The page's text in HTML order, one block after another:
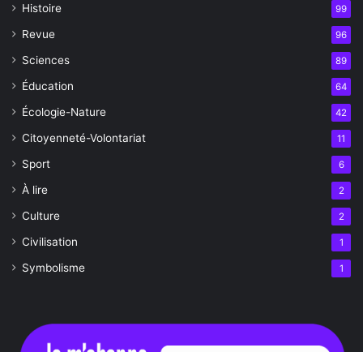
Histoire 99
Revue 96
Sciences 89
Éducation 64
Écologie-Nature 42
Citoyenneté-Volontariat 11
Sport 6
À lire 2
Culture 2
Civilisation 1
Symbolisme 1